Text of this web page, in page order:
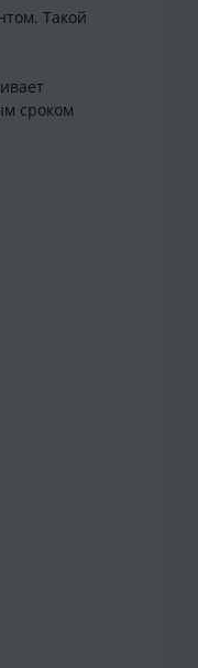
Такой
сроком